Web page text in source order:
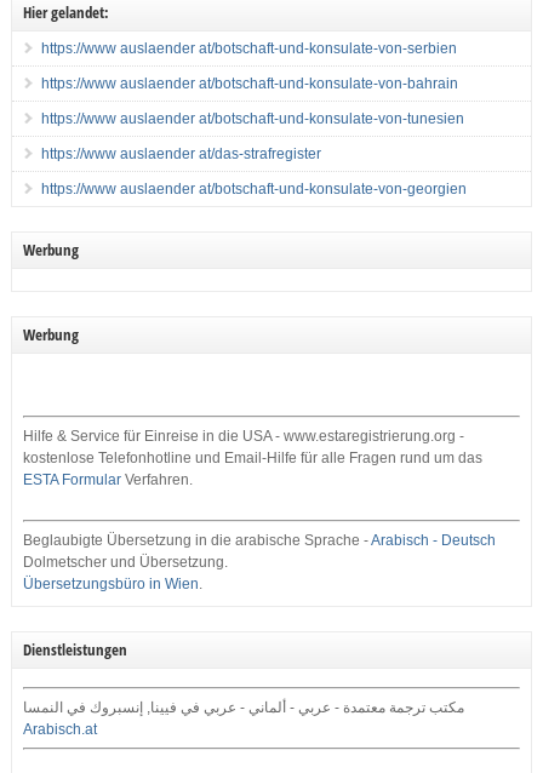
Hier gelandet:
https://www auslaender at/botschaft-und-konsulate-von-serbien
https://www auslaender at/botschaft-und-konsulate-von-bahrain
https://www auslaender at/botschaft-und-konsulate-von-tunesien
https://www auslaender at/das-strafregister
https://www auslaender at/botschaft-und-konsulate-von-georgien
Werbung
Werbung
Hilfe & Service für Einreise in die USA - www.estaregistrierung.org -
kostenlose Telefonhotline und Email-Hilfe für alle Fragen rund um das
ESTA FormularVerfahren.
Beglaubigte Übersetzung in die arabische Sprache -Arabisch - Deutsch
Dolmetscher und Übersetzung.
Übersetzungsbüro in Wien.
Dienstleistungen
مكتب ترجمة معتمدة - عربي - ألماني - عربي في فيينا, إنسبروك في النمسا
Arabisch.at